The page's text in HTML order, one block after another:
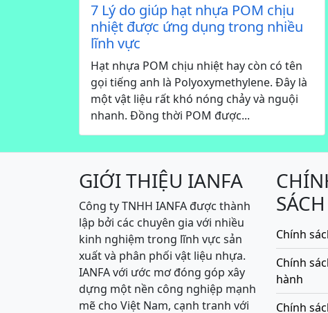
7 Lý do giúp hạt nhựa POM chịu
nhiệt được ứng dụng trong nhiều
lĩnh vực
Hạt nhựa POM chịu nhiệt hay còn có tên
gọi tiếng anh là Polyoxymethylene. Đây là
một vật liệu rất khó nóng chảy và nguội
nhanh. Đồng thời POM được...
GIỚI THIỆU IANFA
Công ty TNHH IANFA được thành
lập bởi các chuyên gia với nhiều
kinh nghiệm trong lĩnh vực sản
xuất và phân phối vật liệu nhựa.
IANFA với ước mơ đóng góp xây
dựng một nền công nghiệp mạnh
mẽ cho Việt Nam, cạnh tranh với
SÁCH
Chính
Chính
hành
Chính